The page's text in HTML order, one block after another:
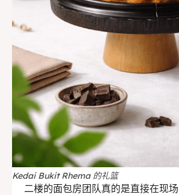
Kedai Bukit Rhema 的礼篮
二楼的面包房团队真的是直接在现